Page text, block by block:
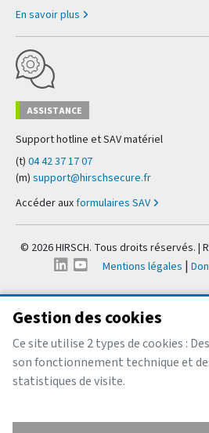
En savoir plus
ASSISTANCE
Support hotline et SAV matériel
(t) 04 42 37 17 07
(m) support@hirschsecure.fr
Accéder auxformulaires SAV
© 2026 HIRSCH. Tous droits réservés. |
Mentions légales |
Gestion des cookies
Ce site utilise 2 types de cookies :
son fonctionnement technique et
statistiques de visite.